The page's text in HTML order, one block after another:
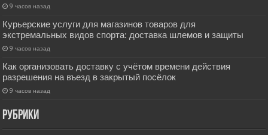
9 часов назад
Курьерские услуги для магазинов товаров для
экстремальных видов спорта: доставка шлемов и защиты
9 часов назад
Как организовать доставку с учётом времени действия
разрешения на въезд в закрытый посёлок
9 часов назад
РУбрики